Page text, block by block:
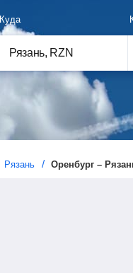
Куда
Рязань Оренбург –